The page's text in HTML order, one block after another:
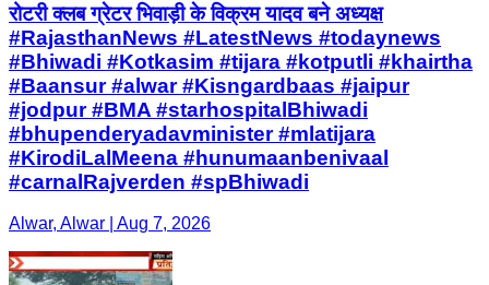
रोटरी क्लब ग्रेटर भिवाड़ी के विक्रम यादव बने अध्यक्ष
#RajasthanNews #LatestNews #todaynews
#Bhiwadi #Kotkasim #tijara #kotputli #khairtha
#Baansur #alwar #Kisngardbaas #jaipur
#jodpur #BMA #starhospitalBhiwadi
#bhupenderyadavminister #mlatijara
#KirodiLalMeena #hunumaanbenivaal
#carnalRajverden #spBhiwadi
Alwar, Alwar | Aug 7, 2026